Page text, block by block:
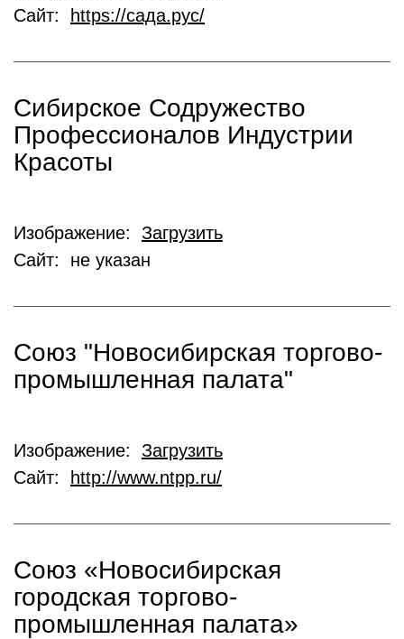
Сайт:
https://сада.рус/
Сибирское Содружество
Профессионалов Индустрии
Красоты
Изображение: Загрузить
Сайт: не указан
Союз "Новосибирская торгово-
промышленная палата"
Изображение: Загрузить
Сайт:
http://www.ntpp.ru/
Союз «Новосибирская
городская торгово-
промышленная палата»